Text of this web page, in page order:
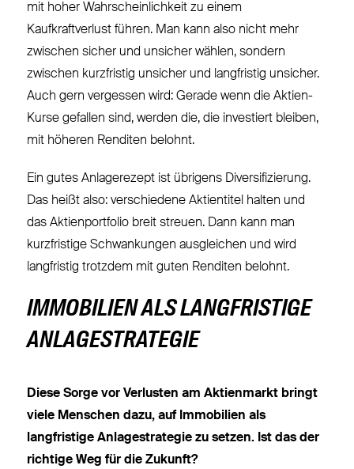
mit hoher Wahrscheinlichkeit zu einem
Kaufkraftverlust führen. Man kann also nicht mehr
zwischen sicher und unsicher wählen, sondern
zwischen kurzfristig unsicher und langfristig unsicher.
Auch gern vergessen wird: Gerade wenn die Aktien-
Kurse gefallen sind, werden die, die investiert bleiben,
mit höheren Renditen belohnt.
Ein gutes Anlagerezept ist übrigens Diversifizierung.
Das heißt also: verschiedene Aktientitel halten und
das Aktienportfolio breit streuen. Dann kann man
kurzfristige Schwankungen ausgleichen und wird
langfristig trotzdem mit guten Renditen belohnt.
IMMOBILIEN ALS LANGFRISTIGE
ANLAGESTRATEGIE
Diese Sorge vor Verlusten am Aktienmarkt bringt
viele Menschen dazu, auf Immobilien als
langfristige Anlagestrategie zu setzen. Ist das der
richtige Weg für die Zukunft?